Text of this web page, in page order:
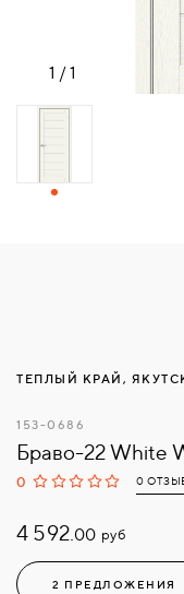
СТАТЬИ
1 /1
ТЕПЛЫЙ КРАЙ,
153-0686
Браво-22 White
0 0
4 592.00 руб
2 ПРЕДЛОЖЕНИЯ